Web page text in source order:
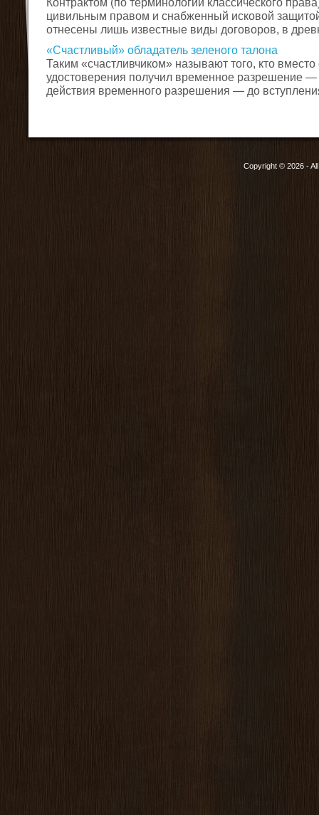
цивильным правом и снабженный исковой
отнесены лишь известные виды договоров, в
«Счастливый» обладатель зеленого талона
Таким «счастливчиком» называют того, кто вместо
удостоверения получил временное разрешение —
действия временного разрешения — до
Copyright © 2026 -